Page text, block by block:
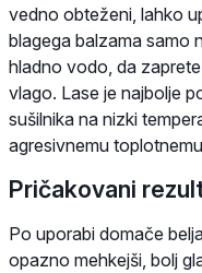
vedno obteženi, lahko
blagega balzama samo
hladno vodo, da
vlago. Lase je najbolje
sušilnika na nizki
agresivnemu
Pričakovani
Po uporabi domače
opazno mehkejši, bolj